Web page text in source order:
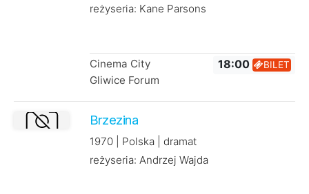
reżyseria: Kane Parsons
Cinema City
Gliwice Forum
18:00 BILET
Brzezina
1970 | Polska | dramat
reżyseria: Andrzej Wajda